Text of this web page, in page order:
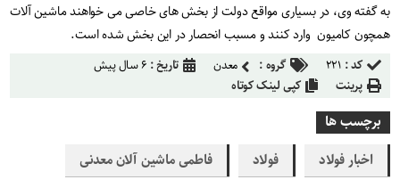
به گفته وی، در بسیاری مواقع دولت از بخش های خاصی می خواهند ماشین آلات
همچون کامیون وارد کنند و مسبب انحصار در این بخش شده است.
کد : ۲۲۱ گروه : معدن تاریخ : ۶ سال پیش
پرینت
کپی لینک کوتاه
برچسب ها
اخبار فولاد
فولاد
فاطمی ماشین آلان معدنی